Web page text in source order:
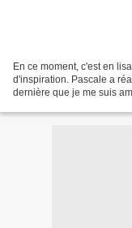
En ce moment, c'est en
d'inspiration. Pascale a
dernière que je me suis